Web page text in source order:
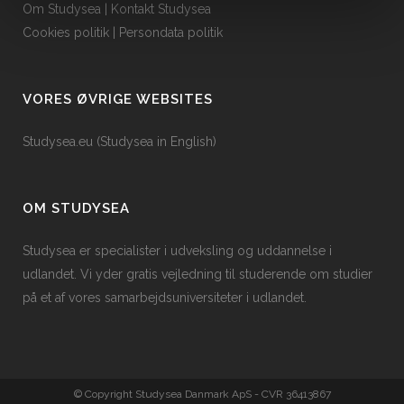
Om Studysea
Kontakt Studysea
Cookies politik
Persondata politik
VORES ØVRIGE WEBSITES
Studysea.eu (Studysea in English)
OM STUDYSEA
Studysea er specialister i udveksling og uddannelse i
udlandet. Vi yder gratis vejledning til studerende om studier
på et af vores samarbejdsuniversiteter i udlandet.
© Copyright Studysea Danmark ApS - CVR 36413867